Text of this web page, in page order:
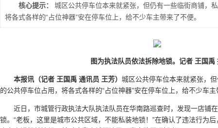
核心提示：
城区公共停车位本来就紧张，但仍有一些临街商铺，
将各式各样的“占位神器”安在停车位上，给不少车主带来了不便。
图为执法队员依法拆除地锁。记者 王国禹
本报讯（记者 王国禹 通讯员 王芳） 城区公共停车位本来就紧张，
的公共停车位占用，将各式各样的“占位神器”安在停车位上，给不少车
近日，市城管行政执法大队执法队员在华南路巡查时，发现一店铺
锁。“老板，这里是城市公共区域，不能私装地锁！”在确认了违法行为